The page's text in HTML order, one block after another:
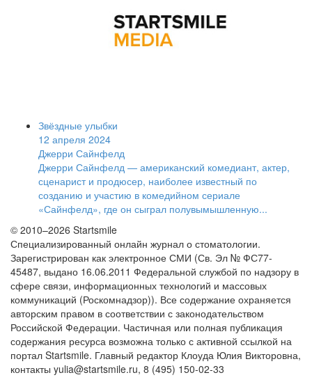
Звёздные улыбки
12 апреля 2024
Джерри Сайнфелд
Джерри Сайнфелд — американский комедиант, актер,
сценарист и продюсер, наиболее известный по
созданию и участию в комедийном сериале
«Сайнфелд», где он сыграл полувымышленную...
© 2010–2026 Startsmile
Специализированный онлайн журнал о стоматологии.
Зарегистрирован как электронное СМИ (Св. Эл № ФС77-
45487, выдано 16.06.2011 Федеральной службой по надзору в
сфере связи, информационных технологий и массовых
коммуникаций (Роскомнадзор)). Все содержание охраняется
авторским правом в соответствии с законодательством
Российской Федерации. Частичная или полная публикация
содержания ресурса возможна только с активной ссылкой на
портал Startsmile. Главный редактор Клоуда Юлия Викторовна,
контакты yulia@startsmile.ru, 8 (495) 150-02-33